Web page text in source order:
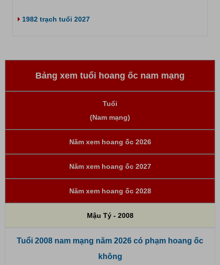
1982 trạch tuổi 2027
Bảng xem tuổi hoang ốc nam mạng
Tuổi
(Nam mạng)
Năm xem hoang ốc 2026
Năm xem hoang ốc 2027
Năm xem hoang ốc 2028
Mậu Tý - 2008
Tuổi 2008 nam mạng năm 2026 có phạm hoang ốc
không